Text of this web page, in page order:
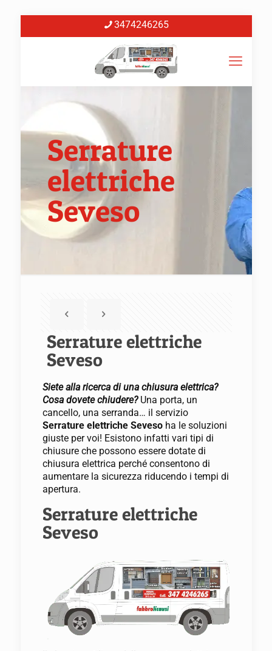
3474246265
Serrature
elettriche
Seveso
Serrature elettriche
Seveso
Siete alla ricerca di una chiusura elettrica?
Cosa dovete chiudere?Una porta, un
cancello, una serranda… il servizio
Serrature elettriche Seveso ha le soluzioni
giuste per voi! Esistono infatti vari tipi di
chiusure che possono essere dotate di
chiusura elettrica perché consentono di
aumentare la sicurezza riducendo i tempi di
apertura.
Serrature elettriche
Seveso